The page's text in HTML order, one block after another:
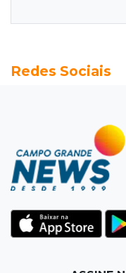
Semana vai
Flagrante
Motorista atinge
retrovisor e foge
“Sinto que ela
bebê
Redes Sociais